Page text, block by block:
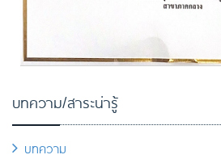
บทความ/สาระน่ารู้
บทความ